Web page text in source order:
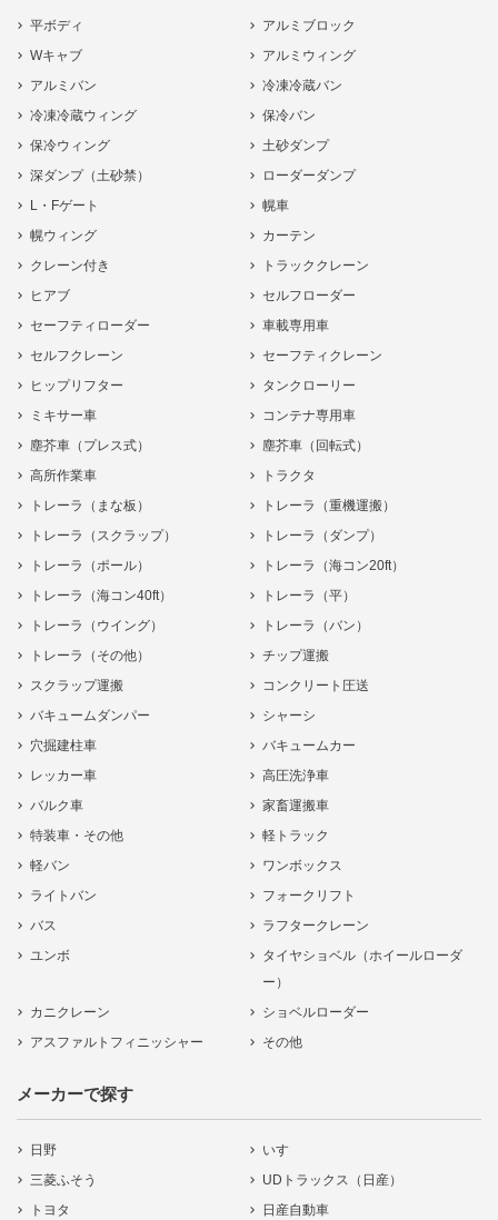
平ボディ
アルミブロック
Wキャブ
アルミウィング
アルミバン
冷凍冷蔵バン
冷凍冷蔵ウィング
保冷バン
保冷ウィング
土砂ダンプ
深ダンプ（土砂禁）
ローダーダンプ
L・Fゲート
幌車
幌ウィング
カーテン
クレーン付き
トラッククレーン
ヒアブ
セルフローダー
セーフティローダー
車載専用車
セルフクレーン
セーフティクレーン
ヒップリフター
タンクローリー
ミキサー車
コンテナ専用車
塵芥車（プレス式）
塵芥車（回転式）
高所作業車
トラクタ
トレーラ（まな板）
トレーラ（重機運搬）
トレーラ（スクラップ）
トレーラ（ダンプ）
トレーラ（ポール）
トレーラ（海コン20ft）
トレーラ（海コン40ft）
トレーラ（平）
トレーラ（ウイング）
トレーラ（バン）
トレーラ（その他）
チップ運搬
スクラップ運搬
コンクリート圧送
バキュームダンパー
シャーシ
穴掘建柱車
バキュームカー
レッカー車
高圧洗浄車
バルク車
家畜運搬車
特装車・その他
軽トラック
軽バン
ワンボックス
ライトバン
フォークリフト
バス
ラフタークレーン
ユンボ
タイヤショベル（ホイールローダ
ー）
カニクレーン
ショベルローダー
アスファルトフィニッシャー
その他
メーカーで探す
日野
いすゞ
三菱ふそう
UDトラックス（日産）
トヨタ
日産自動車